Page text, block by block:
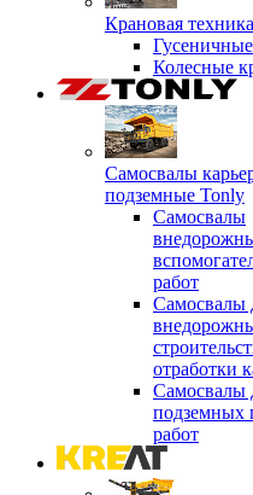
Крановая
Колесные
Самосвалы
подземные Tonly
Самосвалы
работ
Самосвалы
отработки
Самосвалы
подземных
работ